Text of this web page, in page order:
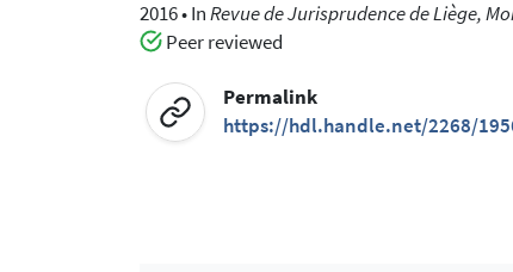
2016•InRevue de Jurisprudence de Liège,
Peer reviewed
Permalink
https://hdl.handle.net/2268/